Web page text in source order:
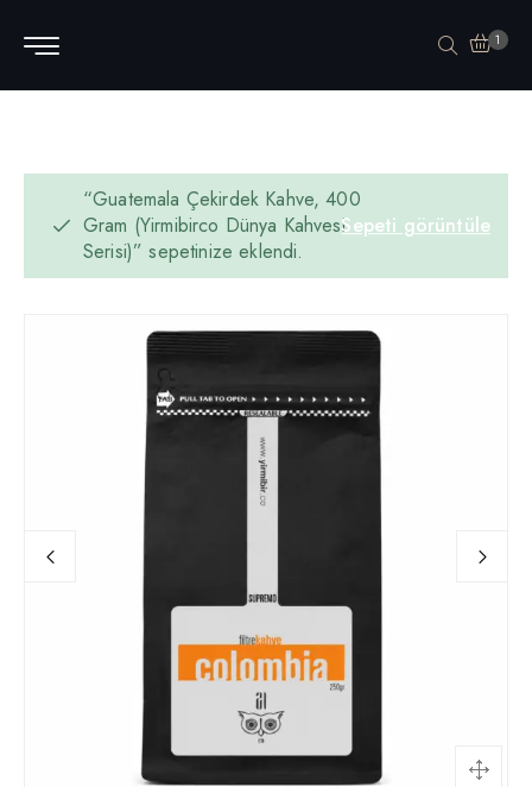
1
Sepeti görüntüle
“Guatemala Çekirdek Kahve, 400
Gram (Yirmibirco Dünya Kahvesi
Serisi)” sepetinize eklendi.